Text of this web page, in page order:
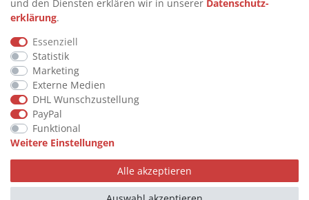
>
WIDERRUFSFORMULAR
IMPRESSUM
>
DATENSCHUTZERKLÄRUNG
>
AGB
>
KONTAKT
© Copyright 2026 by STU Tanktechnik
Alle Rechte vorbehalten.
und den Diensten erklären wir in unserer Daten­schutz­
erklärung.
Essenziell
Statistik
Marketing
Externe Medien
DHL Wunschzustellung
PayPal
Funktional
Weitere Einstellungen
Alle akzeptieren